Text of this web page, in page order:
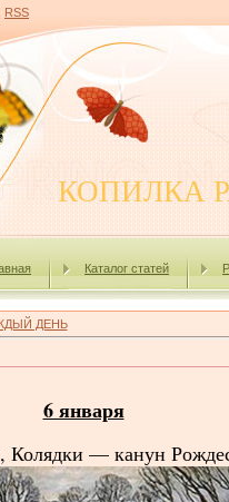
RSS
КОПИЛКА
Каталог статей
ДЕНЬ
6 января
Колядки — канун